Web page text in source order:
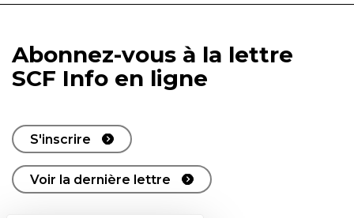
Abonnez-vous à la lettre
SCF Info en ligne
S'inscrire
Voir la dernière lettre